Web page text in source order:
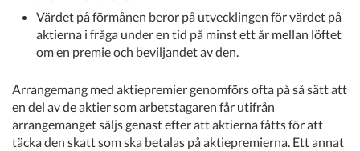
Värdet på förmånen beror på utvecklingen för värdet på
aktierna i fråga under en tid på minst ett år mellan löftet
om en premie och beviljandet av den.
Arrangemang med aktiepremier genomförs ofta på så sätt att
en del av de aktier som arbetstagaren får utifrån
arrangemanget säljs genast efter att aktierna fåtts för att
täcka den skatt som ska betalas på aktiepremierna. Ett annat